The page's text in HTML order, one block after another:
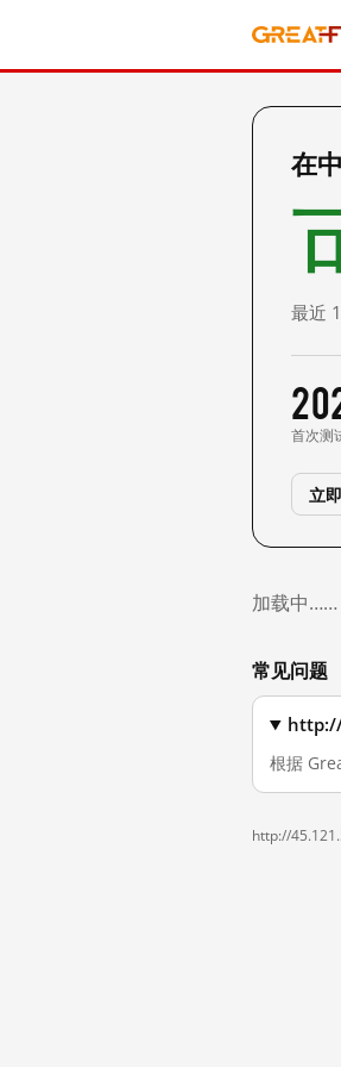
在
最近
首次测
立
加载中……
常见问题
http://
根据
http://